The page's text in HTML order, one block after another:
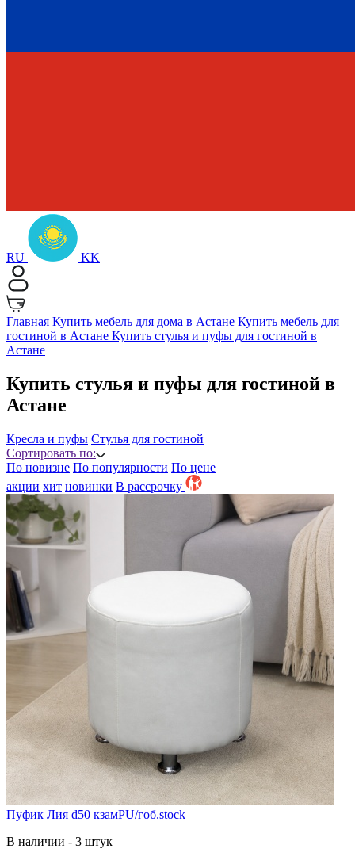
RU KK
Главная Купить мебель для дома в Астане Купить мебель для
гостиной в Астане Купить стулья и пуфы для гостиной в
Астане
Купить стулья и пуфы для гостиной в
Астане
Кресла и пуфы Стулья для гостиной
Сортировать по:
По новизне По популярности По цене
акции хит новинки B рассрочку
Пуфик Лия d50 кзамPU/гоб.stock
В наличии - 3 штук